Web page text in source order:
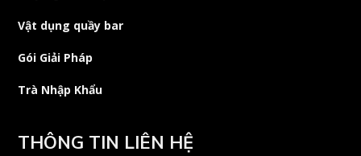
Vật dụng quầy bar
Gói Giải Pháp
Trà Nhập Khẩu
THÔNG TIN LIÊN HỆ